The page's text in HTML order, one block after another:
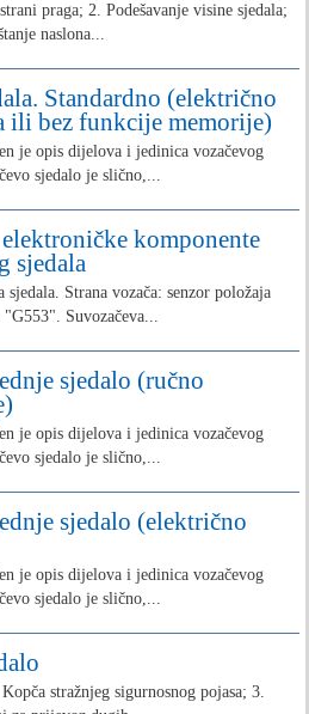
praga; 2. Podešavanje visine sjedala;
naslona...
Standardno (električno
ili bez funkcije memorije)
je opis dijelova i jedinica vozačevog
sjedalo je slično,...
komponente
sjedala
sjedala. Strana vozača: senzor položaja
"G553". Suvozačeva...
sjedalo (ručno
je opis dijelova i jedinica vozačevog
sjedalo je slično,...
sjedalo (električno
je opis dijelova i jedinica vozačevog
sjedalo je slično,...
stražnjeg sigurnosnog pojasa; 3.